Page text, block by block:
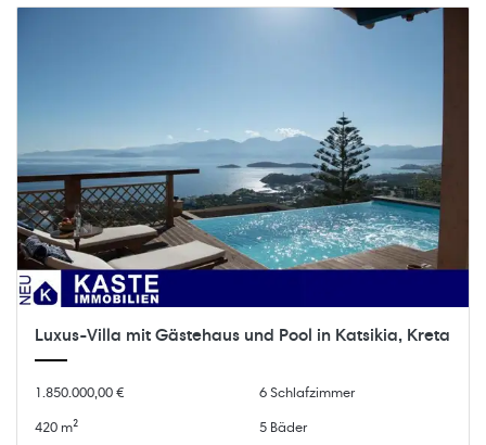
Luxus-Villa mit Gästehaus und Pool in Katsikia, Kreta
1.850.000,00 €
420 m²
6 Schlafzimmer
5 Bäder